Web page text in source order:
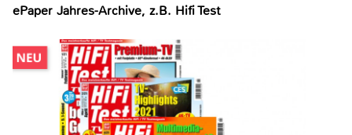
ePaper Jahres-Archive, z.B. Hifi Test